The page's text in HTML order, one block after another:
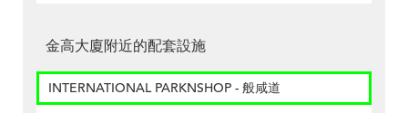
金高大廈附近的配套設施
INTERNATIONAL PARKNSHOP - 般咸道